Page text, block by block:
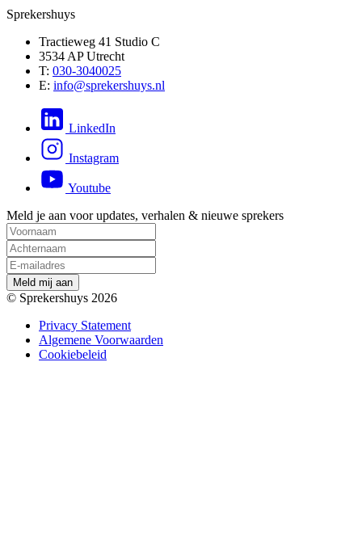
Sprekershuys
Tractieweg 41 Studio C
3534 AP Utrecht
T: 030-3040025
E: info@sprekershuys.nl
LinkedIn
Instagram
Youtube
Meld je aan voor updates, verhalen & nieuwe sprekers
Meld mij aan
© Sprekershuys 2026
Privacy Statement
Algemene Voorwaarden
Cookiebeleid